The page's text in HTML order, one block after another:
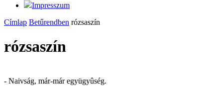
Impresszum
Címlap Betűrendben rózsaszín
rózsaszín
- Naivság, már-már együgyûség.